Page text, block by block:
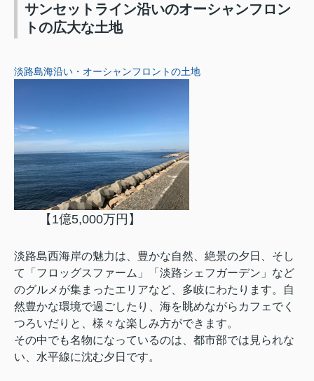
サンセットライン沿いのオーシャンフロン
トの広大な土地
淡路島海沿い・オーシャンフロントの土地
【1億5,000万円】
淡路島西海岸の魅力は、豊かな自然、絶景の夕日、そし
て「フロッグスファーム」「淡路シェフガーデン」など
のグルメが集まったエリアなど、多岐にわたります。自
然豊かな環境で過ごしたり、海を眺めながらカフェでく
つろいだりと、様々な楽しみ方ができます。
その中でも名物になっているのは、都市部では見られな
い、水平線に沈む夕日です。